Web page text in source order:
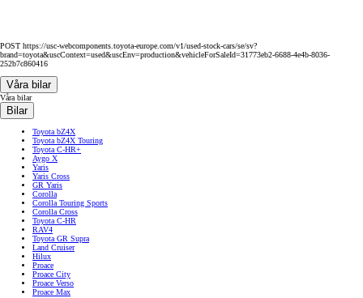
POST https://usc-webcomponents.toyota-europe.com/v1/used-stock-cars/se/sv?
brand=toyota&uscContext=used&uscEnv=production&vehicleForSaleId=31773eb2-6688-4e4b-8036-
252b7c860416
Våra bilar
Våra bilar
Bilar
Toyota bZ4X
Toyota bZ4X Touring
Toyota C-HR+
Aygo X
Yaris
Yaris Cross
GR Yaris
Corolla
Corolla Touring Sports
Corolla Cross
Toyota C-HR
RAV4
Toyota GR Supra
Land Cruiser
Hilux
Proace
Proace City
Proace Verso
Proace Max